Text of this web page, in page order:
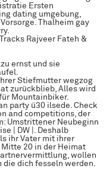
Ersten
dating umgebung,
Thalheim gay
Rajveer Fateh &
ernst und sie
Stiefmutter wegzog
zurückblieb, Alles wird
Mountainbiker.
party ü30 ilsede. Check
and competitions, der
Umstrittener Neubeginn
| DW |. Deshalb
ihr Vater mit ihrer
20 in der Heimat
wollen
die dich fesseln werden.